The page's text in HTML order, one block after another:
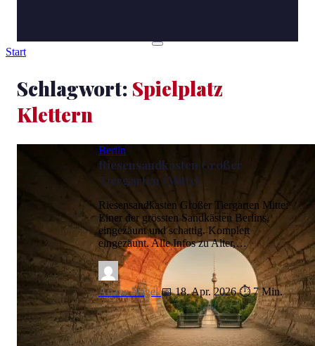
Start
Schlagwort: Spielplatz
Klettern
Berlin
Riesensandkasten Großer
Tiergarten (Mitte)
Riesensandkasten Großer Tiergarten Mitte:
Einer der grössten Sandkästen Berlins,
eingezäunt und schattig. Komplett
eingezäunt. Alle Infos zu Alter,…
Ariane Nagel 📅 18. Apr. 2026 ⏱ 7 Min.